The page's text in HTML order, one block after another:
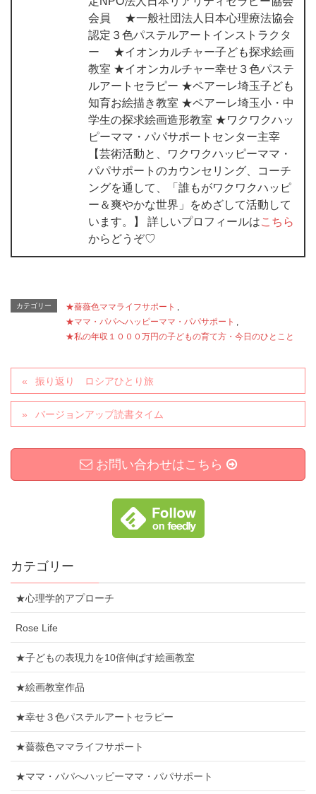
会員 ★一般社団法人日本心理療法協会
認定３色パステルアートインストラクタ
ー ★イオンカルチャー子ども探求絵画
教室 ★イオンカルチャー幸せ３色パステ
ルアートセラピー ★ペアーレ埼玉子ども
知育お絵描き教室 ★ペアーレ埼玉小・中
学生の探求絵画造形教室 ★ワクワクハッ
ピーママ・パパサポートセンター主宰
【芸術活動と、ワクワクハッピーママ・
パパサポートのカウンセリング、コーチ
ングを通して、「誰もがワクワクハッピ
ー＆爽やかな世界」をめざして活動して
います。】 詳しいプロフィールはこちら
からどうぞ♡
カテゴリー ★薔薇色ママライフサポート
★ママ・パパへハッピーママ・パパサポート
★私の年収１０００万円の子どもの育て方・今日のひとこと
振り返り ロシアひとり旅
バージョンアップ読書タイム
お問い合わせはこちら
カテゴリー
★心理学的アプローチ
Rose Life
★子どもの表現力を10倍伸ばす絵画教室
★絵画教室作品
★幸せ３色パステルアートセラピー
★薔薇色ママライフサポート
★ママ・パパへハッピーママ・パパサポート